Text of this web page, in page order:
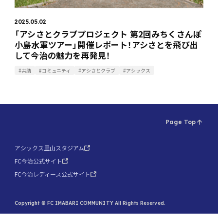
2025.05.02
「アシさとクラブプロジェクト 第2回みちくさんぽ
小島水軍ツアー」開催レポート！アシさとを飛び出
して今治の魅力を再発見！
#共助 #コミュニティ #アシさとクラブ #アシックス
Page Top
アシックス里山スタジアム
FC今治公式サイト
FC今治レディース公式サイト
Copyright © FC IMABARI COMMUNITY All Rights Reserved.